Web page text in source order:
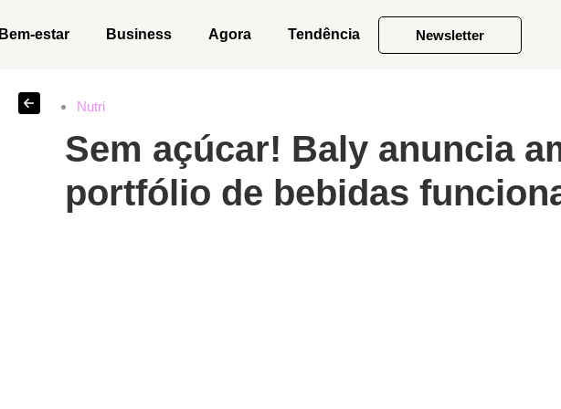
Bem-estar Business Agora Tendência Newsletter
Nutri
Sem açúcar! Baly anuncia
portfólio de bebidas